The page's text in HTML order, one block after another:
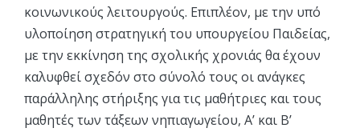
κοινωνικούς λειτουργούς. Επιπλέον, με την υπό
υλοποίηση στρατηγική του υπουργείου Παιδείας,
με την εκκίνηση της σχολικής χρονιάς θα έχουν
καλυφθεί σχεδόν στο σύνολό τους οι ανάγκες
παράλληλης στήριξης για τις μαθήτριες και τους
μαθητές των τάξεων νηπιαγωγείου, Α’ και Β’